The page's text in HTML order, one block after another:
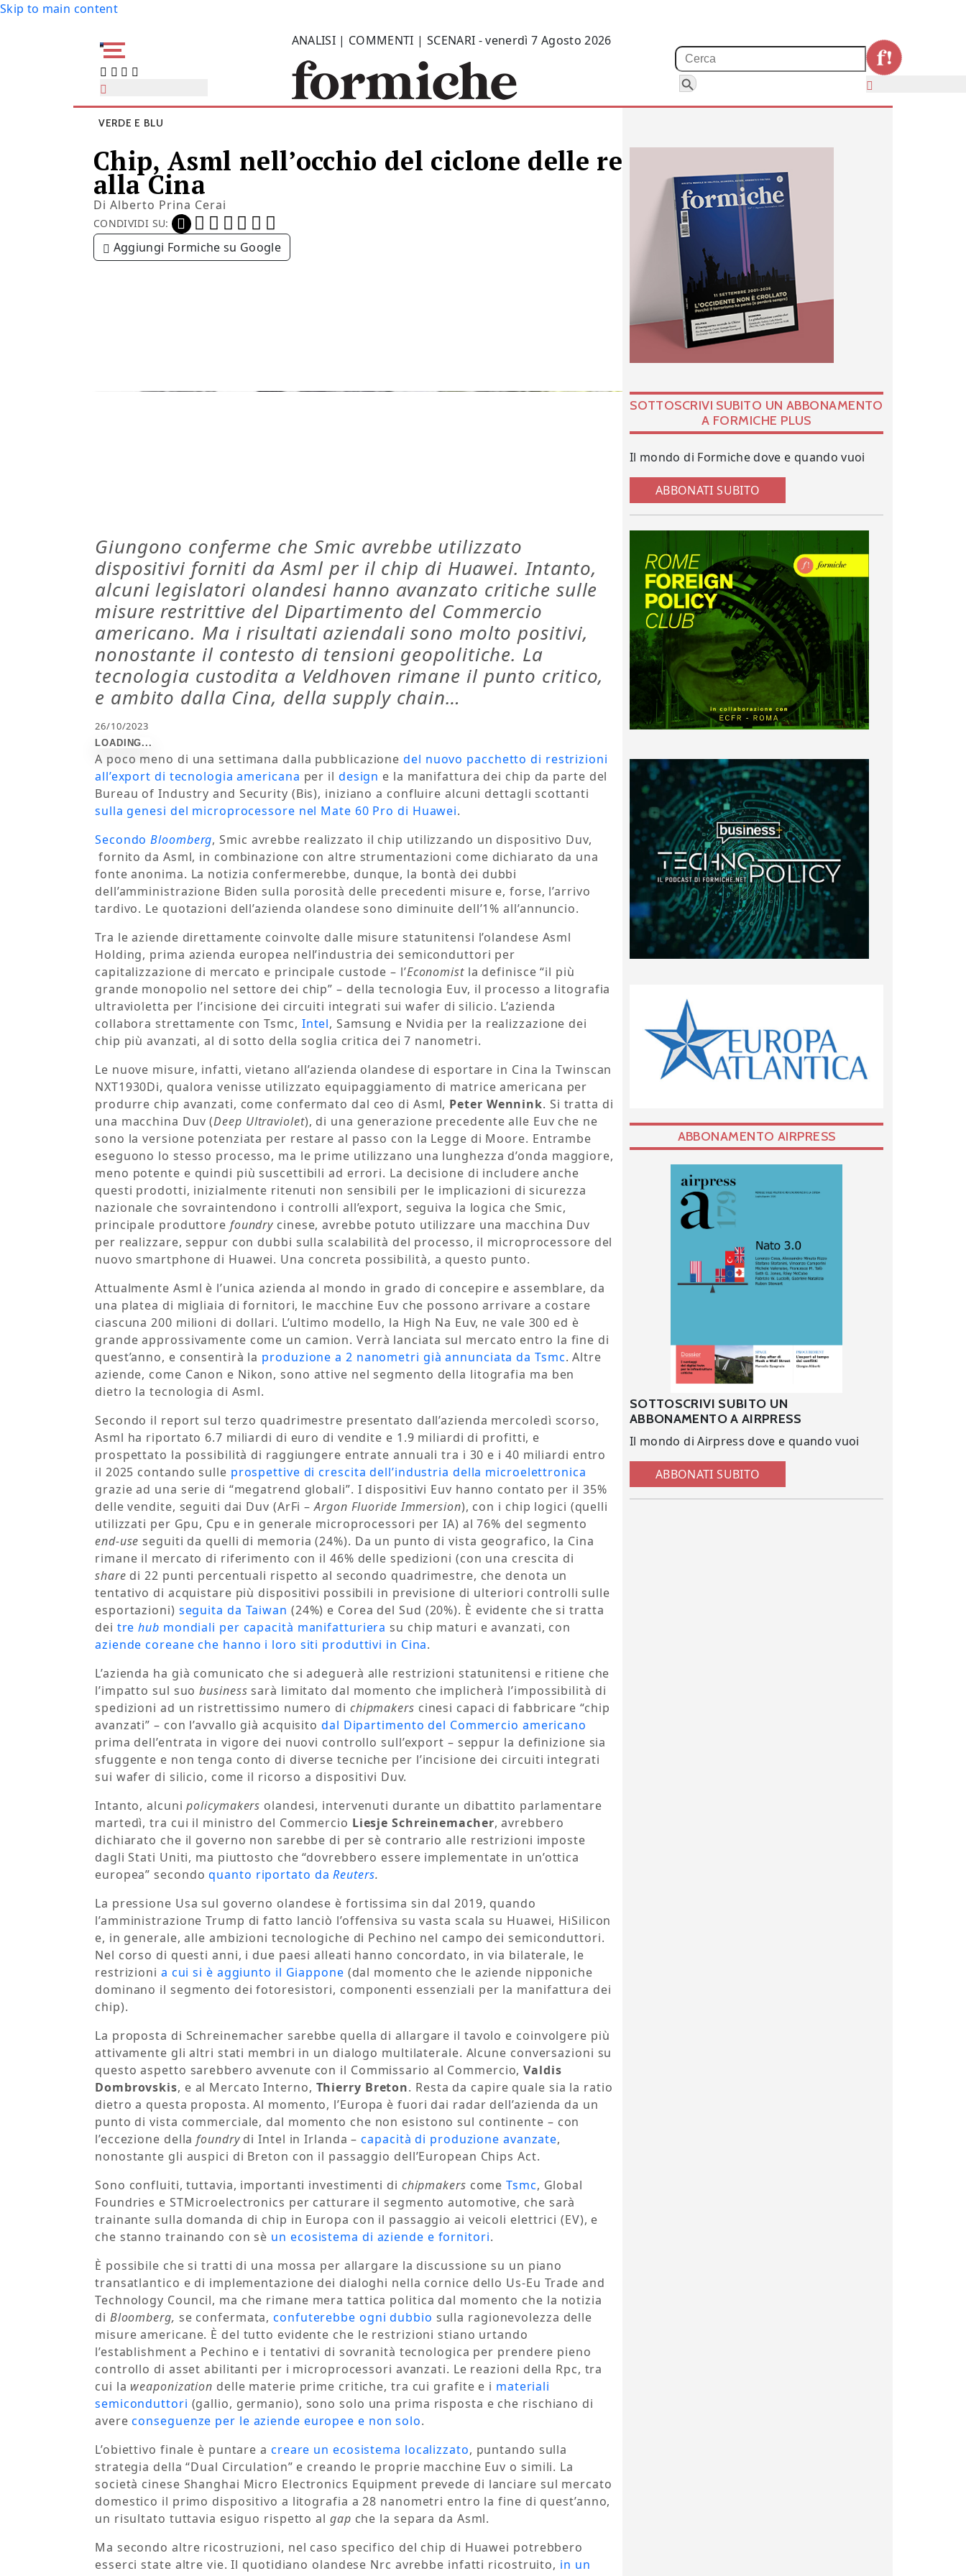
Skip to main content
ANALISI | COMMENTI | SCENARI - venerdì 7 Agosto 2026
Search Button
VERDE E BLU
Chip, Asml nell’occhio del ciclone delle restrizioni statunitensi
alla Cina
Di Alberto Prina Cerai
CONDIVIDI SU:
Aggiungi Formiche su Google
Giungono conferme che Smic avrebbe utilizzato
dispositivi forniti da Asml per il chip di Huawei. Intanto,
alcuni legislatori olandesi hanno avanzato critiche sulle
misure restrittive del Dipartimento del Commercio
americano. Ma i risultati aziendali sono molto positivi,
nonostante il contesto di tensioni geopolitiche. La
tecnologia custodita a Veldhoven rimane il punto critico,
e ambito dalla Cina, della supply chain…
26/10/2023
A poco meno di una settimana dalla pubblicazionedel nuovo pacchetto di restrizioni
all’export di tecnologia americana per il design e la manifattura dei chip da parte del
Bureau of Industry and Security (Bis), iniziano a confluire alcuni dettagli scottanti
sulla genesi del microprocessore nel Mate 60 Pro di Huawei.
SecondoBloomberg, Smic avrebbe realizzato il chip utilizzando un dispositivo Duv,
fornito da Asml, in combinazione con altre strumentazioni come dichiarato da una
fonte anonima. La notizia confermerebbe, dunque, la bontà dei dubbi
dell’amministrazione Biden sulla porosità delle precedenti misure e, forse, l’arrivo
tardivo. Le quotazioni dell’azienda olandese sono diminuite dell’1% all’annuncio.
Tra le aziende direttamente coinvolte dalle misure statunitensi l’olandese Asml
Holding, prima azienda europea nell’industria dei semiconduttori per
capitalizzazione di mercato e principale custode – l’Economist la definisce “il più
grande monopolio nel settore dei chip” – della tecnologia Euv, il processo a litografia
ultravioletta per l’incisione dei circuiti integrati sui wafer di silicio. L’azienda
collabora strettamente con Tsmc, Intel, Samsung e Nvidia per la realizzazione dei
chip più avanzati, al di sotto della soglia critica dei 7 nanometri.
Le nuove misure, infatti, vietano all’azienda olandese di esportare in Cina la Twinscan
NXT1930Di, qualora venisse utilizzato equipaggiamento di matrice americana per
produrre chip avanzati, come confermato dal ceo di Asml, Peter Wennink. Si tratta di
una macchina Duv (Deep Ultraviolet), di una generazione precedente alle Euv che ne
sono la versione potenziata per restare al passo con la Legge di Moore. Entrambe
eseguono lo stesso processo, ma le prime utilizzano una lunghezza d’onda maggiore,
meno potente e quindi più suscettibili ad errori. La decisione di includere anche
questi prodotti, inizialmente ritenuti non sensibili per le implicazioni di sicurezza
nazionale che sovraintendono i controlli all’export, seguiva la logica che Smic,
principale produttore foundry cinese, avrebbe potuto utilizzare una macchina Duv
per realizzare, seppur con dubbi sulla scalabilità del processo, il microprocessore del
nuovo smartphone di Huawei. Una concreta possibilità, a questo punto.
Attualmente Asml è l’unica azienda al mondo in grado di concepire e assemblare, da
una platea di migliaia di fornitori, le macchine Euv che possono arrivare a costare
ciascuna 200 milioni di dollari. L’ultimo modello, la High Na Euv, ne vale 300 ed è
grande approssivamente come un camion. Verrà lanciata sul mercato entro la fine di
quest’anno, e consentirà la produzione a 2 nanometri già annunciata da Tsmc. Altre
aziende, come Canon e Nikon, sono attive nel segmento della litografia ma ben
dietro la tecnologia di Asml.
Secondo il report sul terzo quadrimestre presentato dall’azienda mercoledì scorso,
Asml ha riportato 6.7 miliardi di euro di vendite e 1.9 miliardi di profitti, e
prospettato la possibilità di raggiungere entrate annuali tra i 30 e i 40 miliardi entro
il 2025 contando sulle prospettive di crescita dell’industria della microelettronica
grazie ad una serie di “megatrend globali”. I dispositivi Euv hanno contato per il 35%
delle vendite, seguiti dai Duv (ArFi –Argon Fluoride Immersion), con i chip logici (quelli
utilizzati per Gpu, Cpu e in generale microprocessori per IA) al 76% del segmento
end-use seguiti da quelli di memoria (24%). Da un punto di vista geografico, la Cina
rimane il mercato di riferimento con il 46% delle spedizioni (con una crescita di
share di 22 punti percentuali rispetto al secondo quadrimestre, che denota un
tentativo di acquistare più dispositivi possibili in previsione di ulteriori controlli sulle
esportazioni) seguita da Taiwan (24%) e Corea del Sud (20%). È evidente che si tratta
dei trehub mondiali per capacità manifatturiera su chip maturi e avanzati, con
aziende coreane che hanno i loro siti produttivi in Cina.
L’azienda ha già comunicato che si adeguerà alle restrizioni statunitensi e ritiene che
l’impatto sul suobusiness sarà limitato dal momento che implicherà l’impossibilità di
spedizioni ad un ristrettissimo numero di chipmakers cinesi capaci di fabbricare “chip
avanzati” – con l’avvallo già acquisito dal Dipartimento del Commercio americano
prima dell’entrata in vigore dei nuovi controllo sull’export – seppur la definizione sia
sfuggente e non tenga conto di diverse tecniche per l’incisione dei circuiti integrati
sui wafer di silicio, come il ricorso a dispositivi Duv.
Intanto, alcunipolicymakers olandesi, intervenuti durante un dibattito parlamentare
martedì, tra cui il ministro del Commercio Liesje Schreinemacher, avrebbero
dichiarato che il governo non sarebbe di per sè contrario alle restrizioni imposte
dagli Stati Uniti, ma piuttosto che “dovrebbero essere implementate in un’ottica
europea” secondoquanto riportato daReuters.
La pressione Usa sul governo olandese è fortissima sin dal 2019, quando
l’amministrazione Trump di fatto lanciò l’offensiva su vasta scala su Huawei, HiSilicon
e, in generale, alle ambizioni tecnologiche di Pechino nel campo dei semiconduttori.
Nel corso di questi anni, i due paesi alleati hanno concordato, in via bilaterale, le
restrizioni a cui si è aggiunto il Giappone (dal momento che le aziende nipponiche
dominano il segmento dei fotoresistori, componenti essenziali per la manifattura dei
chip).
La proposta di Schreinemacher sarebbe quella di allargare il tavolo e coinvolgere più
attivamente gli altri stati membri in un dialogo multilaterale. Alcune conversazioni su
questo aspetto sarebbero avvenute con il Commissario al Commercio,Valdis
Dombrovskis, e al Mercato Interno, Thierry Breton. Resta da capire quale sia la ratio
dietro a questa proposta. Al momento, l’Europa è fuori dai radar dell’azienda da un
punto di vista commerciale, dal momento che non esistono sul continente – con
l’eccezione dellafoundry di Intel in Irlanda –capacità di produzione avanzate,
nonostante gli auspici di Breton con il passaggio dell’European Chips Act.
Sono confluiti, tuttavia, importanti investimenti di chipmakers comeTsmc, Global
Foundries e STMicroelectronics per catturare il segmento automotive, che sarà
trainante sulla domanda di chip in Europa con il passaggio ai veicoli elettrici (EV), e
che stanno trainando con sè un ecosistema di aziende e fornitori.
È possibile che si tratti di una mossa per allargare la discussione su un piano
transatlantico e di implementazione dei dialoghi nella cornice dello Us-Eu Trade and
Technology Council, ma che rimane mera tattica politica dal momento che la notizia
di Bloomberg, se confermata,confuterebbe ogni dubbio sulla ragionevolezza delle
misure americane. È del tutto evidente che le restrizioni stiano urtando
l’establishment a Pechino e i tentativi di sovranità tecnologica per prendere pieno
controllo di asset abilitanti per i microprocessori avanzati. Le reazioni della Rpc, tra
cui la weaponization delle materie prime critiche, tra cui grafite e i materiali
semiconduttori (gallio, germanio), sono solo una prima risposta e che rischiano di
avereconseguenze per le aziende europee e non solo.
L’obiettivo finale è puntare a creare un ecosistema localizzato, puntando sulla
strategia della “Dual Circulation” e creando le proprie macchine Euv o simili. La
società cinese Shanghai Micro Electronics Equipment prevede di lanciare sul mercato
domestico il primo dispositivo a litografia a 28 nanometri entro la fine di quest’anno,
un risultato tuttavia esiguo rispetto al gap che la separa da Asml.
Ma secondo altre ricostruzioni, nel caso specifico del chip di Huawei potrebbero
esserci state altre vie. Il quotidiano olandese Nrc avrebbe infatti ricostruito, in un
SOTTOSCRIVI SUBITO UN ABBONAMENTO
A FORMICHE PLUS
Il mondo di Formiche dove e quando vuoi
ABBONATI SUBITO
ABBONAMENTO AIRPRESS
SOTTOSCRIVI SUBITO UN
ABBONAMENTO A AIRPRESS
Il mondo di Airpress dove e quando vuoi
ABBONATI SUBITO